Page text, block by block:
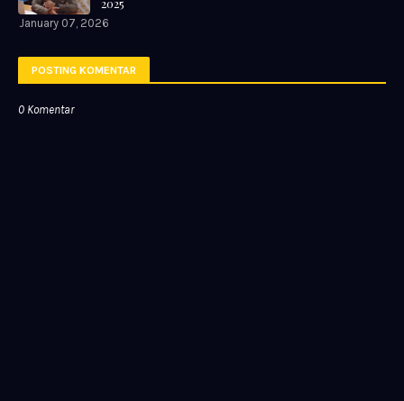
2025
January 07, 2026
POSTING KOMENTAR
0 Komentar